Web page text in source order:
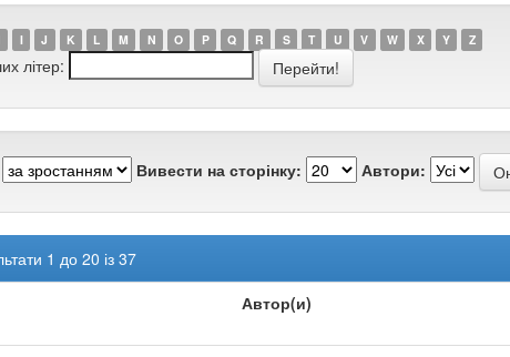
I J K L M N O P Q R S T U V W X Y Z
літер:
Вивести на сторінку: Автори:
1 до 20 із 37
Автор(и)